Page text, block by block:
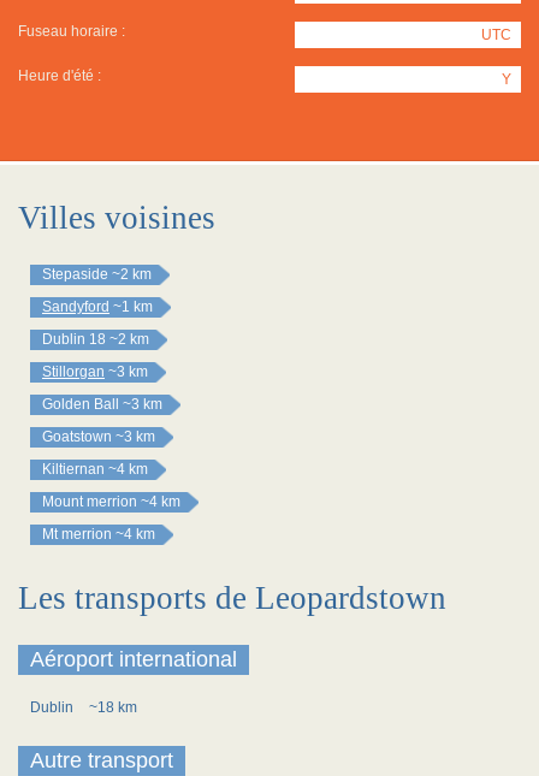
Fuseau horaire : UTC
Heure d'été : Y
Villes voisines
Stepaside ~2 km
Sandyford ~1 km
Dublin 18 ~2 km
Stillorgan ~3 km
Golden Ball
~3 km
Goatstown ~3 km
Kiltiernan ~4 km
Mount merrion ~4 km
Mt merrion ~4 km
Les transports de Leopardstown
Aéroport international
Dublin ~18 km
Autre transport